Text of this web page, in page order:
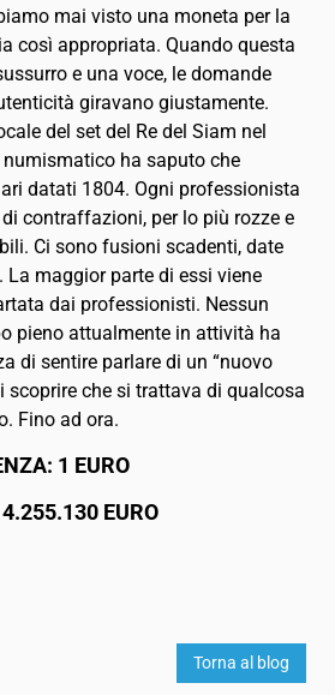
mai visto una moneta per la
così appropriata. Quando questa
e una voce, le domande
giravano giustamente.
del set del Re del Siam nel
numismatico ha saputo che
datati 1804. Ogni professionista
contraffazioni, per lo più rozze e
Ci sono fusioni scadenti, date
La maggior parte di essi viene
dai professionisti. Nessun
pieno attualmente in attività ha
di sentire parlare di un “nuovo
scoprire che si trattava di qualcosa
Fino ad ora.
1 EURO
EURO
Torna al blog